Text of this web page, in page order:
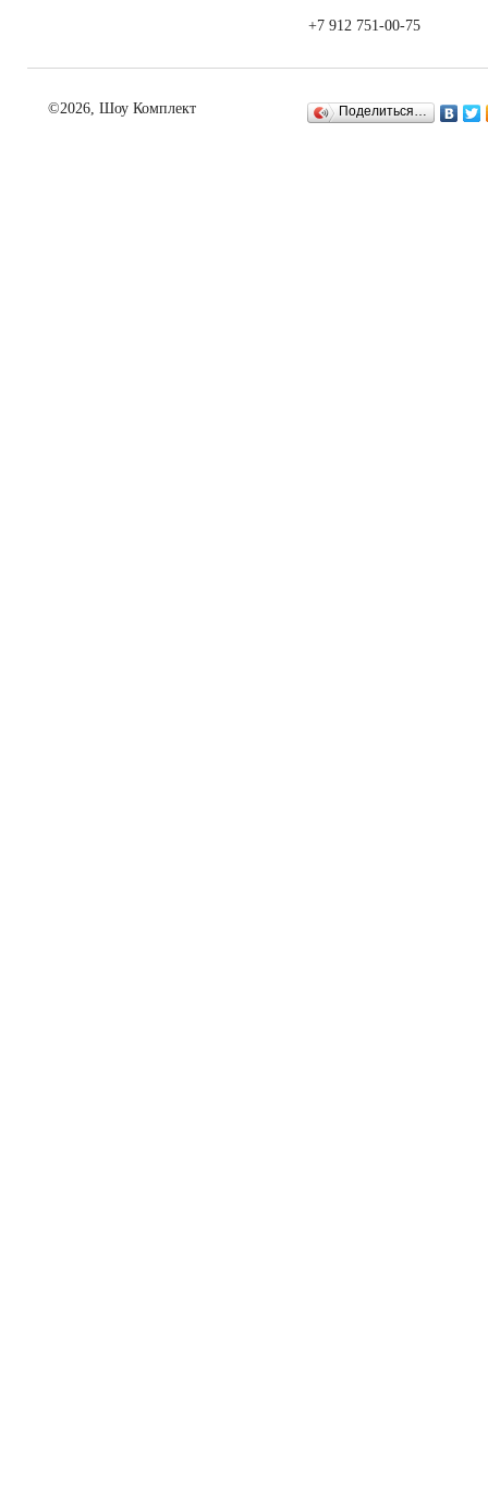
+7 912 751-00-75
©2026, Шоу Комплект Поделиться…